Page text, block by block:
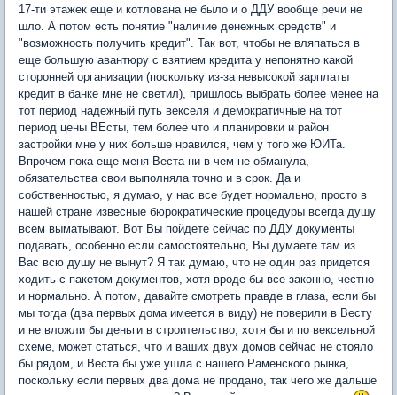
17-ти этажек еще и котлована не было и о ДДУ вообще речи не
шло. А потом есть понятие "наличие денежных средств" и
"возможность получить кредит". Так вот, чтобы не вляпаться в
еще большую авантюру с взятием кредита у непонятно какой
сторонней организации (поскольку из-за невысокой зарплаты
кредит в банке мне не светил), пришлось выбрать более менее на
тот период надежный путь векселя и демократичные на тот
период цены ВЕсты, тем более что и планировки и район
застройки мне у них больше нравился, чем у того же ЮИТа.
Впрочем пока еще меня Веста ни в чем не обманула,
обязательства свои выполняла точно и в срок. Да и
собственностью, я думаю, у нас все будет нормально, просто в
нашей стране извесные бюрократические процедуры всегда душу
всем выматывают. Вот Вы пойдете сейчас по ДДУ документы
подавать, особенно если самостоятельно, Вы думаете там из
Вас всю душу не вынут? Я так думаю, что не один раз придется
ходить с пакетом документов, хотя вроде бы все законно, честно
и нормально. А потом, давайте смотреть правде в глаза, если бы
мы тогда (два первых дома имеется в виду) не поверили в Весту
и не вложли бы деньги в строительство, хотя бы и по вексельной
схеме, может статься, что и ваших двух домов сейчас не стояло
бы рядом, и Веста бы уже ушла с нашего Раменского рынка,
поскольку если первых два дома не продано, так чего же дальше